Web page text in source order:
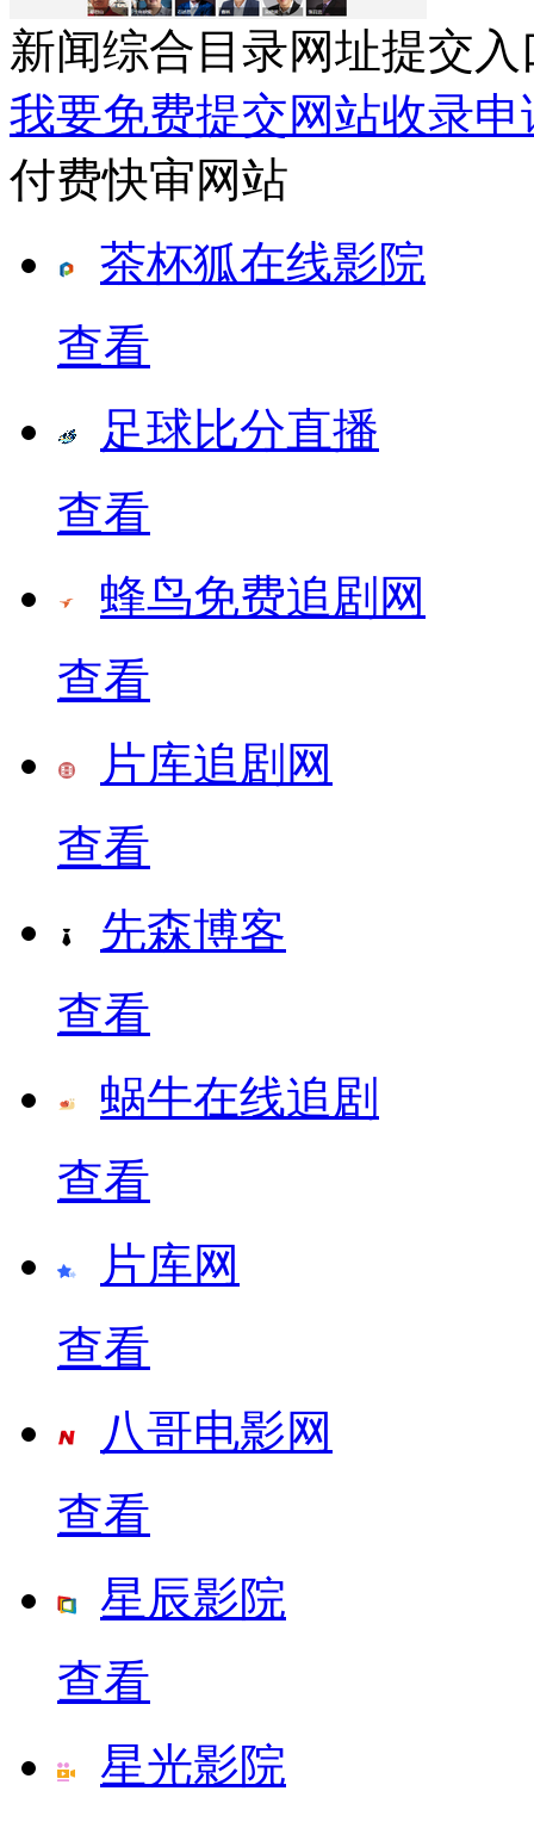
新闻综合目录网址提交入
我要免费提交网站收录申
付费快审网站
茶杯狐在线影院
查看
足球比分直播
查看
蜂鸟免费追剧网
查看
片库追剧网
查看
先森博客
查看
蜗牛在线追剧
查看
片库网
查看
八哥电影网
查看
星辰影院
查看
星光影院